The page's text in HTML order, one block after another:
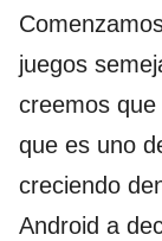
juegos
creemos que
que es uno
creciendo
Android a